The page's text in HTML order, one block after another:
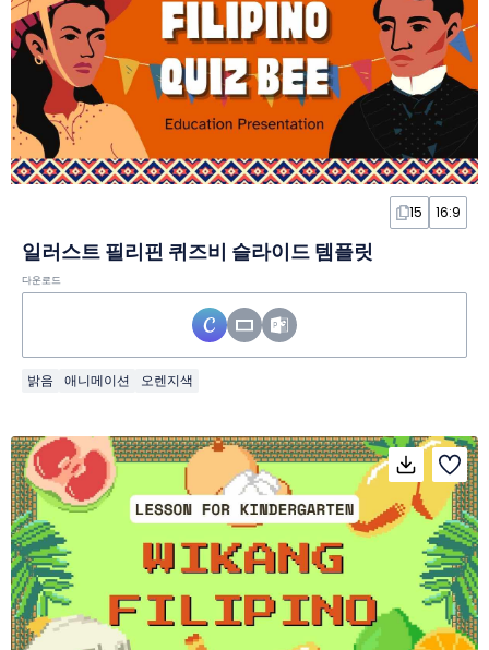
15 16:9
일러스트 필리핀 퀴즈비 슬라이드 템플릿
다운로드
밝음 애니메이션 오렌지색